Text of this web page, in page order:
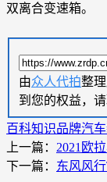
双离合变速箱。
由众人代拍整
到您的权益，
百科知识品牌汽车
上一篇： 2021欧
下一篇： 东风风